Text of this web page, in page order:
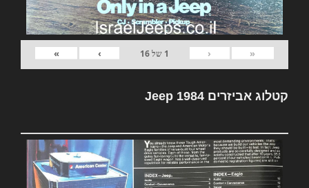
«
‹
1 של16
›
»
קטלוג אביזרים Jeep 1984